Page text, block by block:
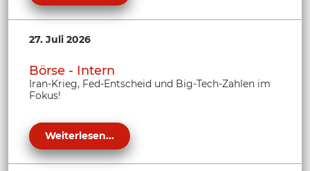
27. Juli 2026
Börse - Intern
Iran-Krieg, Fed-Entscheid und Big-Tech-Zahlen im
Fokus!
Weiterlesen...